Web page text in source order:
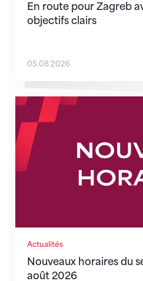
En route pour Zagreb
objectifs clairs
05.08.2026
Actualités
Nouveaux horaires du
août 2026
Nouveaux horaires du